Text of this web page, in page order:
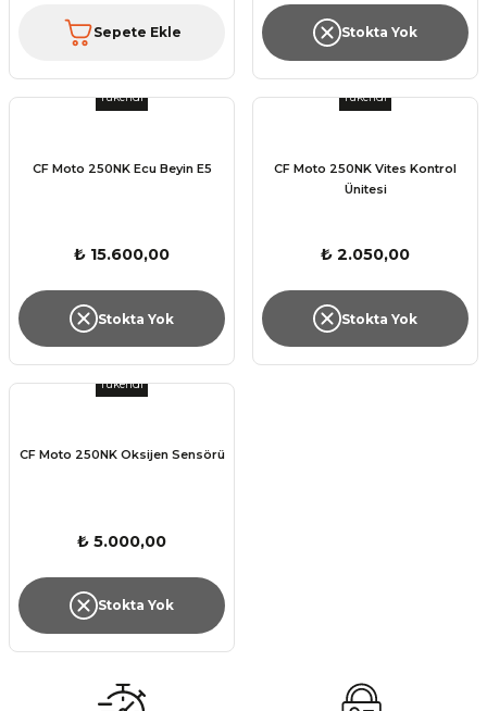
Sepete Ekle Stokta Yok
Tükendi
CF Moto 250NK Ecu Beyin E5
₺ 15.600,00
Stokta Yok
Tükendi
CF Moto 250NK Vites Kontrol
Ünitesi
₺ 2.050,00
Stokta Yok
Tükendi
CF Moto 250NK Oksijen Sensörü
₺ 5.000,00
Stokta Yok